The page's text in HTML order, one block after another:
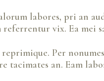
labores, pri an
vix. Ea mei
Per
tacimates an. Eam